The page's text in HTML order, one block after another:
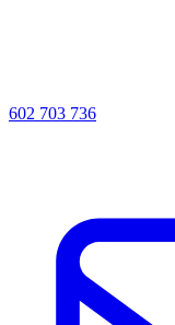
602 703 736